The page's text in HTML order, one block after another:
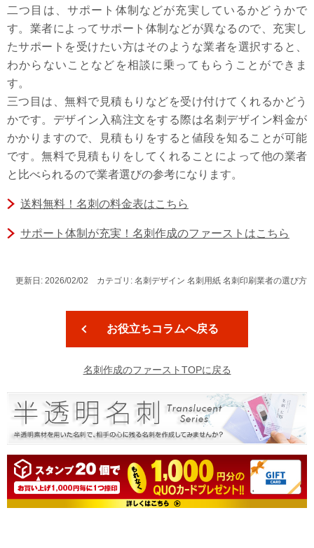
二つ目は、サポート体制などが充実しているかどうかで
す。業者によってサポート体制などが異なるので、充実し
たサポートを受けたい方はそのような業者を選択すると、
わからないことなどを相談に乗ってもらうことができま
す。
三つ目は、無料で見積もりなどを受け付けてくれるかどう
かです。デザイン入稿注文をする際は名刺デザイン料金が
かかりますので、見積もりをすると値段を知ることが可能
です。無料で見積もりをしてくれることによって他の業者
と比べられるので業者選びの参考になります。
送料無料！名刺の料金表はこちら
サポート体制が充実！名刺作成のファーストはこちら
更新日: 2026/02/02 カテゴリ: 名刺デザイン 名刺用紙 名刺印刷業者の選び方
お役立ちコラムへ戻る
名刺作成のファーストTOPに戻る